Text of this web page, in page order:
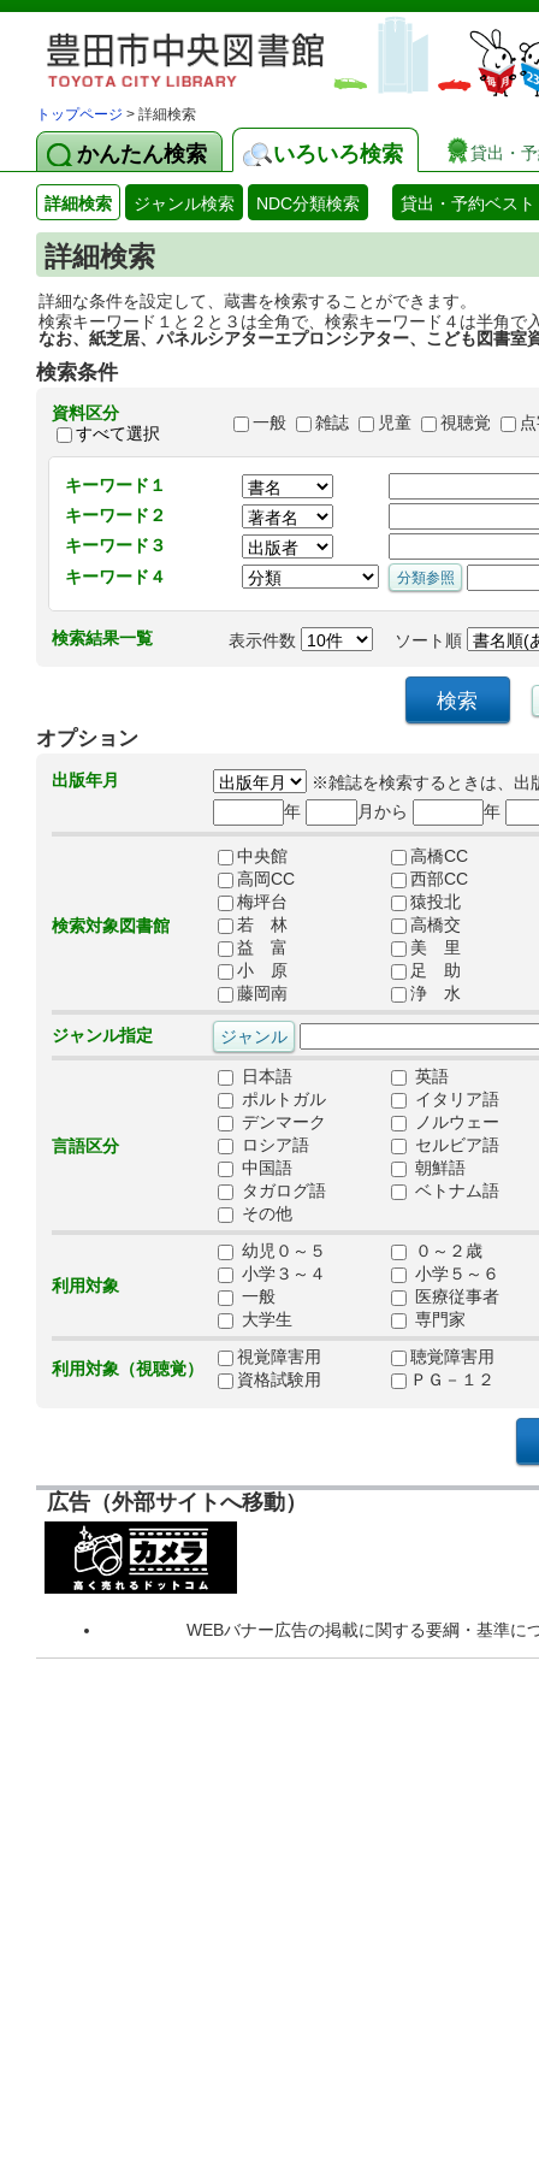
トップページ > 詳細検索
かんたん検索 いろいろ検索 貸出・
詳細検索 ジャンル検索 NDC分類検索 貸出・予約ベスト
詳細検索
詳細な条件を設定して、蔵書を検索することができます。
検索キーワード１と２と３は全角で、検索キーワード４は半角で
なお、紙芝居、パネルシアターエプロンシアター、こども図書室
検索条件
資料区分
すべて選択
一般 雑誌 児童 視聴覚
キーワード１
キーワード２
キーワード３
キーワード４
検索結果一覧 表示件数 ソート順
オプション
出版年月
※雑誌を検索するときは、出
年
月から 年
検索対象図書館
中央館
高橋CC
高岡CC
西部CC
梅坪台
猿投北
若 林
高橋交
益 富
美 里
小 原
足 助
藤岡南
浄 水
ジャンル指定
言語区分
日本語
英語
ポルトガル
イタリア語
デンマーク
ノルウェー
ロシア語
セルビア語
中国語
朝鮮語
タガログ語
ベトナム語
その他
利用対象
幼児０～５
０～２歳
小学３～４
小学５～６
一般
医療従事者
大学生
専門家
利用対象（視聴覚）
視覚障害用
聴覚障害用
資格試験用
ＰＧ－１２
広告（外部サイトへ移動）
WEBバナー広告の掲載に関する要綱・基準に